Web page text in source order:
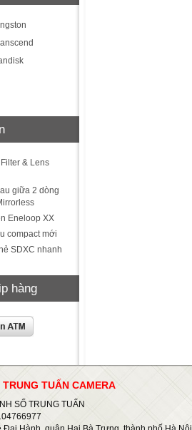
& Lens
giữa 2 dòng
Eneloop XX
compact mới
SDXC nhanh
hàng
TUẤN CAMERA
SỐ TRUNG TUẤN